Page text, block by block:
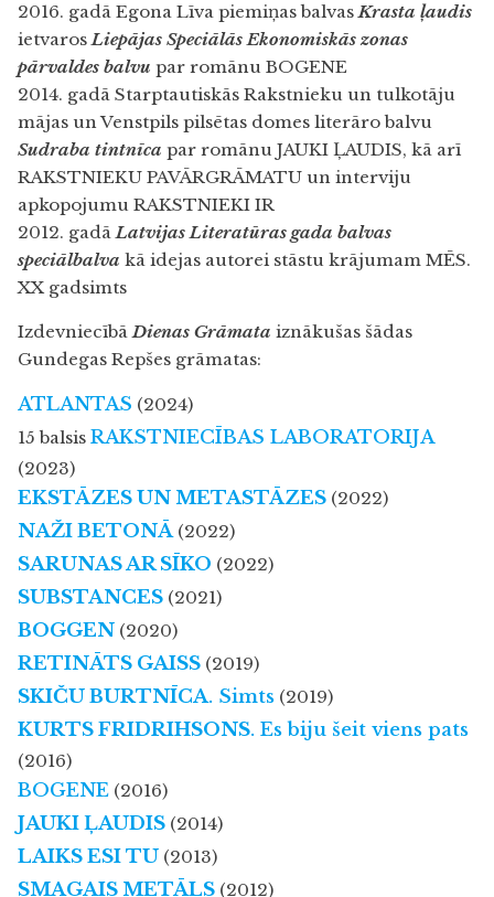
2016. gadā Egona Līva piemiņas balvasKrasta ļaudis
ietvarosLiepājas Speciālās Ekonomiskās zonas
pārvaldes balvu par romānu BOGENE
2014. gadā Starptautiskās Rakstnieku un tulkotāju
mājas un Venstpils pilsētas domes literāro balvu
Sudraba tintnīca par romānu JAUKI ĻAUDIS, kā arī
RAKSTNIEKU PAVĀRGRĀMATU un interviju
apkopojumu RAKSTNIEKI IR
2012. gadāLatvijas Literatūras gada balvas
speciālbalva kā idejas autorei stāstu krājumam MĒS.
XX gadsimts
Izdevniecībā Dienas Grāmata iznākušas šādas
Gundegas Repšes grāmatas:
ATLANTAS (2024)
15 balsis RAKSTNIECĪBAS LABORATORIJA
(2023)
EKSTĀZES UN METASTĀZES (2022)
NAŽI BETONĀ(2022)
SARUNAS AR SĪKO (2022)
SUBSTANCES (2021)
BOGGEN (2020)
RETINĀTS GAISS (2019)
SKIČU BURTNĪCA. Simts (2019)
KURTS FRIDRIHSONS. Es biju šeit viens pats
(2016)
BOGENE (2016)
JAUKI ĻAUDIS (2014)
LAIKS ESI TU (2013)
SMAGAIS METĀLS (2012)